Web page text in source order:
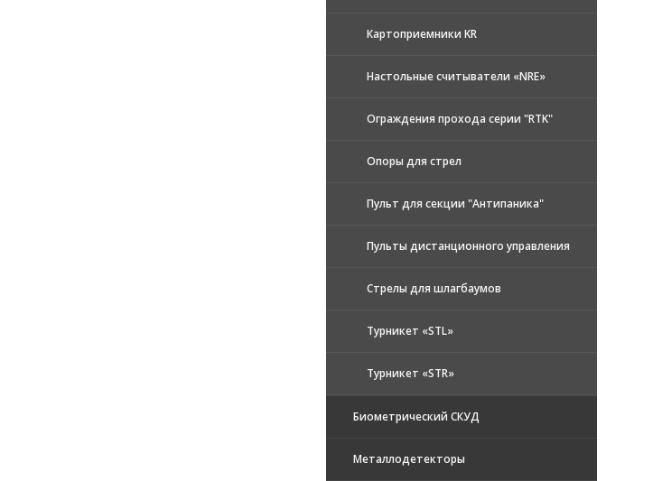
Картоприемники KR
Настольные считыватели «NRE»
Ограждения прохода серии "RTK"
Опоры для стрел
Пульт для секции "Антипаника"
Пульты дистанционного управления
Стрелы для шлагбаумов
Турникет «STL»
Турникет «STR»
Биометрический СКУД
Металлодетекторы